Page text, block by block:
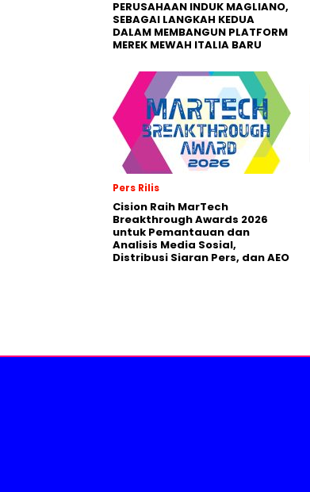
PERUSAHAAN INDUK MAGLIANO,
SEBAGAI LANGKAH KEDUA
DALAM MEMBANGUN PLATFORM
MEREK MEWAH ITALIA BARU
Pers Rilis
Cision Raih MarTech
Breakthrough Awards 2026
untuk Pemantauan dan
Analisis Media Sosial,
Distribusi Siaran Pers, dan AEO